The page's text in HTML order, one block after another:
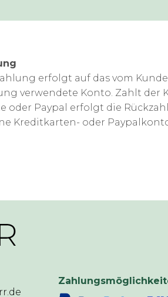
erfolgt auf das vom
verwendete Konto. Zahlt der
oder Paypal erfolgt die
Kreditkarten- oder